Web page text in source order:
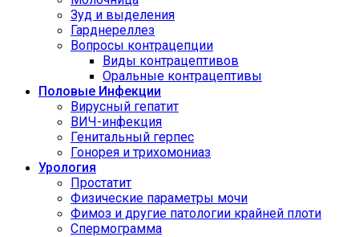
Зуд и выделения
Гарднереллез
Вопросы контрацепции
Виды контрацептивов
Оральные контрацептивы
Половые Инфекции
Вирусный гепатит
ВИЧ-инфекция
Генитальный герпес
Гонорея и трихомониаз
Урология
Простатит
Физические параметры мочи
Фимоз и другие патологии крайней плоти
Спермограмма